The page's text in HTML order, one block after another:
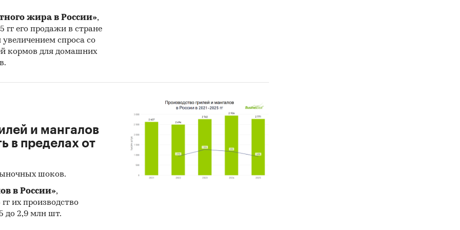
и базы данных статистики ООН (United Nations
Division: Commodity Trade Statistics, Industrial Commodity
Food and Agriculture Organization и др.).
ВТО (World Trade Organization).
Организации экономического сотрудничества и
(Organization for Economic Cooperation and Development).
International Trade Centre.
Index Mundi.
жира в России»,
гг его продажи в стране
спроса со
кормов для домашних
и мангалов
в пределах от
шоков.
в России»,
их производство
до 2,9 млн шт.